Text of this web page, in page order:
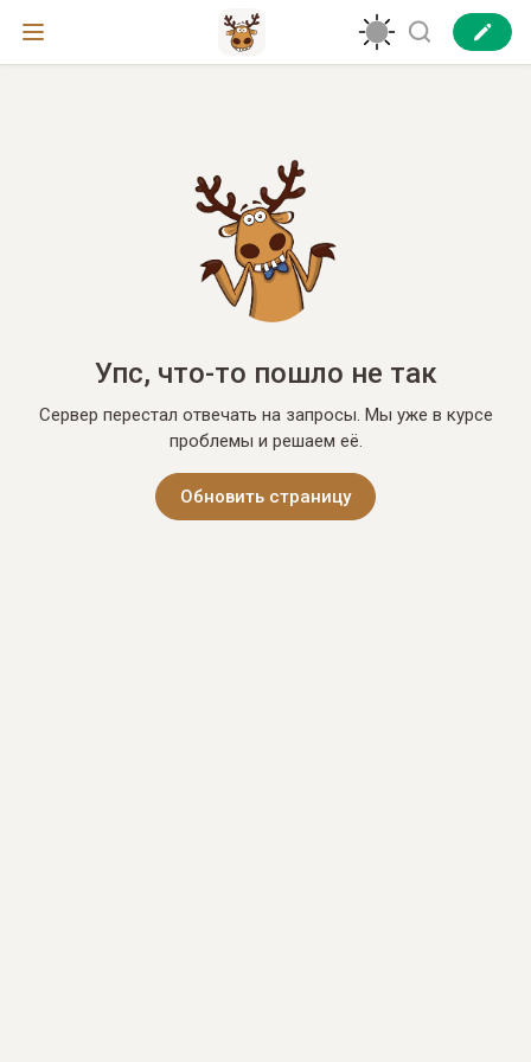
Упс, что-то пошло не так
Сервер перестал отвечать на запросы. Мы уже в курсе
проблемы и решаем её.
Обновить страницу